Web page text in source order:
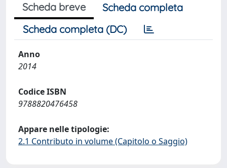
Scheda breve
Scheda completa
Scheda completa (DC)
Anno
2014
Codice ISBN
9788820476458
Appare nelle tipologie:
2.1 Contributo in volume (Capitolo o Saggio)